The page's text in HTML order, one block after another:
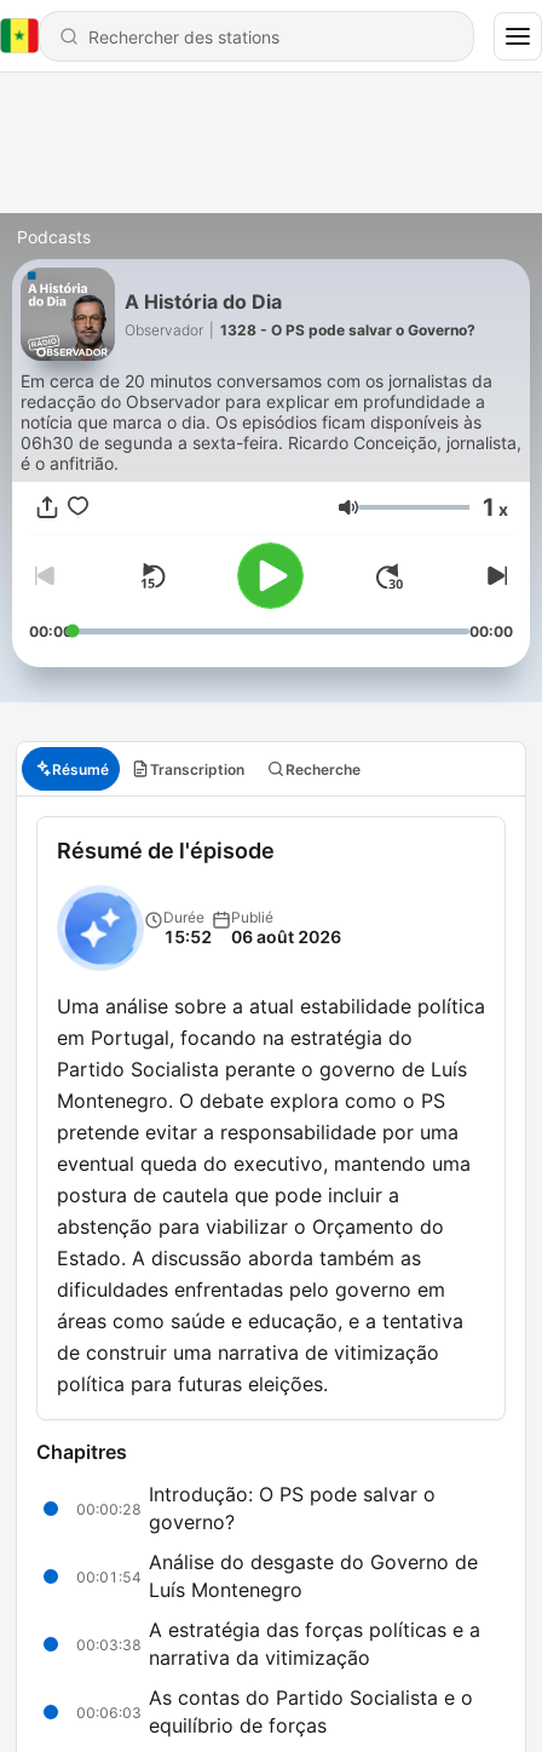
Podcasts
A História do Dia
Observador 1328 - O PS pode salvar o Governo?
Em cerca de 20 minutos conversamos com os jornalistas da
redacção do Observador para explicar em profundidade a
notícia que marca o dia. Os episódios ficam disponíveis às
06h30 de segunda a sexta-feira. Ricardo Conceição, jornalista,
é o anfitrião.
Volume 1 x
00:00 00:00
Résumé Transcription Recherche
Résumé de l'épisode
Durée
15:52
Publié
06 août 2026
Uma análise sobre a atual estabilidade política
em Portugal, focando na estratégia do
Partido Socialista perante o governo de Luís
Montenegro. O debate explora como o PS
pretende evitar a responsabilidade por uma
eventual queda do executivo, mantendo uma
postura de cautela que pode incluir a
abstenção para viabilizar o Orçamento do
Estado. A discussão aborda também as
dificuldades enfrentadas pelo governo em
áreas como saúde e educação, e a tentativa
de construir uma narrativa de vitimização
política para futuras eleições.
Chapitres
00:00:28
Introdução: O PS pode salvar o
governo?
00:01:54
Análise do desgaste do Governo de
Luís Montenegro
00:03:38
A estratégia das forças políticas e a
narrativa da vitimização
00:06:03
As contas do Partido Socialista e o
equilíbrio de forças